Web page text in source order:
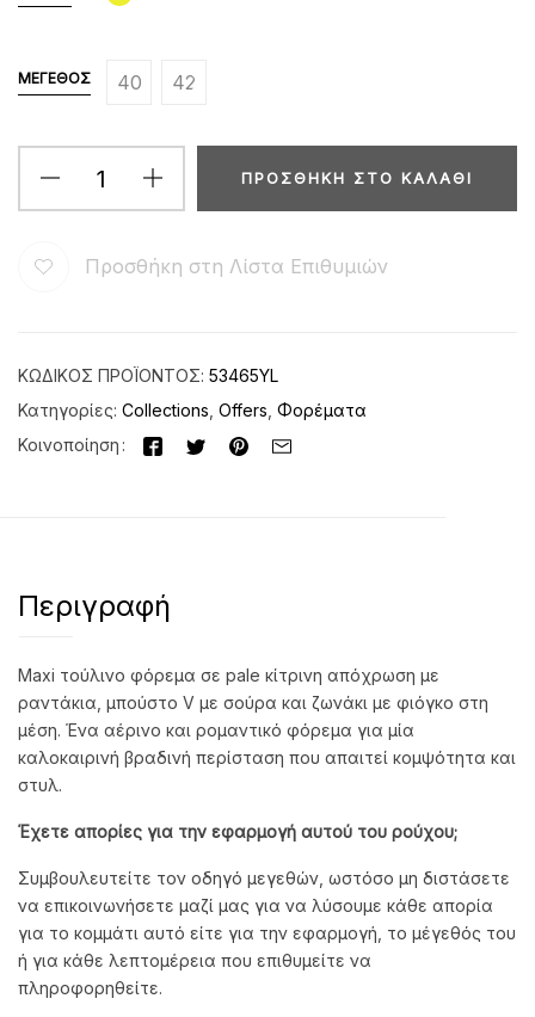
ΜΈΓΕΘΟΣ 40 42
ΠΡΟΣΘΉΚΗ ΣΤΟ ΚΑΛΆΘΙ
Προσθήκη στη Λίστα Επιθυμιών
ΚΩΔΙΚΌΣ ΠΡΟΪΌΝΤΟΣ: 53465YL
Κατηγορίες: Collections Offers Φορέματα
Κοινοποίηση
Περιγραφή
Maxi τούλινο φόρεμα σε pale κίτρινη απόχρωση με
ραντάκια, μπούστο V με σούρα και ζωνάκι με φιόγκο στη
μέση. Ένα αέρινο και ρομαντικό φόρεμα για μία
καλοκαιρινή βραδινή περίσταση που απαιτεί κομψότητα και
στυλ.
Έχετε απορίες για την εφαρμογή αυτού του ρούχου;
Συμβουλευτείτε τον οδηγό μεγεθών, ωστόσο μη διστάσετε
να επικοινωνήσετε μαζί μας για να λύσουμε κάθε απορία
για το κομμάτι αυτό είτε για την εφαρμογή, το μέγεθός του
ή για κάθε λεπτομέρεια που επιθυμείτε να
πληροφορηθείτε.